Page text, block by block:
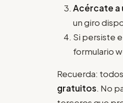
Acércate a
un giro
Si persiste
formulario
Recuerda:
gratuitos. No